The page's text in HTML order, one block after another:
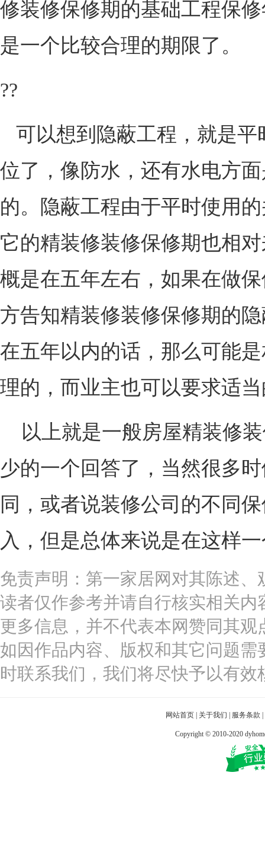
修装修保修期的基础工程保
是一个比较合理的期限了。
??
可以想到隐蔽工程，就是平
位了，像防水，还有水电方
的。隐蔽工程由于平时使用
它的精装修装修保修期也相
概是在五年左右，如果在做
方告知精装修装修保修期的
在五年以内的话，那么可能
理的，而业主也可以要求适
以上就是一般房屋精装修
少的一个回答了，当然很多
同，或者说装修公司的不同
入，但是总体来说是在这样
免责声明：第一家居网对其陈述
读者仅作参考并请自行核实相关内
更多信息，并不代表本网赞同其
如因作品内容、版权和其它问题
时联系我们，我们将尽快予以有
网站首页 关于我们 服务条款
Copyright © 2010-2020